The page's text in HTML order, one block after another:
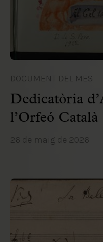
DOCUMENT DEL MES
Dedicatòria
l’Orfeó Català
26 de maig de 2026